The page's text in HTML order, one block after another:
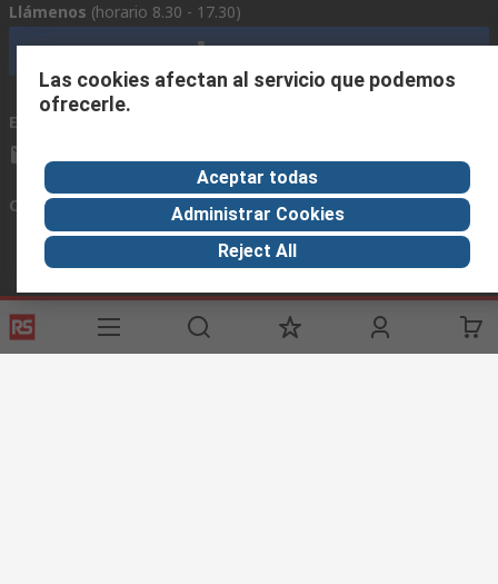
Llámenos (horario 8.30 - 17.30)
Llámenos
Envíenos un email
Conectar con nosotros
Links de ayuda
Servicios
Acerca de RS
Industria
Las cookies afectan al servicio que podemos
ofrecerle.
Aceptar todas
Administrar Cookies
Reject All